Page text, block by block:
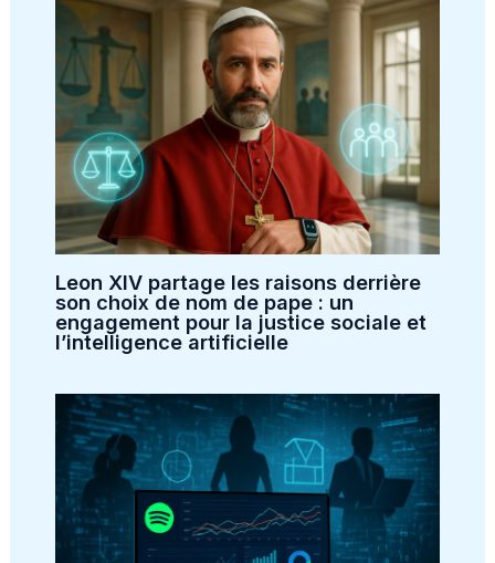
Leon XIV partage les raisons derrière
son choix de nom de pape : un
engagement pour la justice sociale et
l’intelligence artificielle